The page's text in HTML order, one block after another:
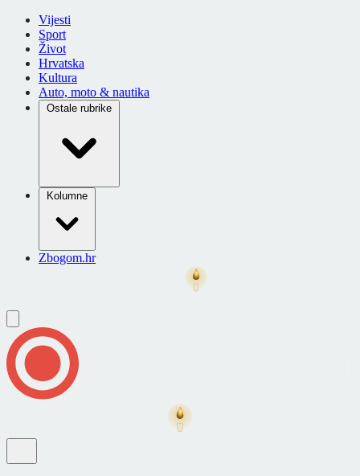
Vijesti
Sport
Život
Hrvatska
Kultura
Auto, moto & nautika
Ostale rubrike
Kolumne
Zbogom.hr